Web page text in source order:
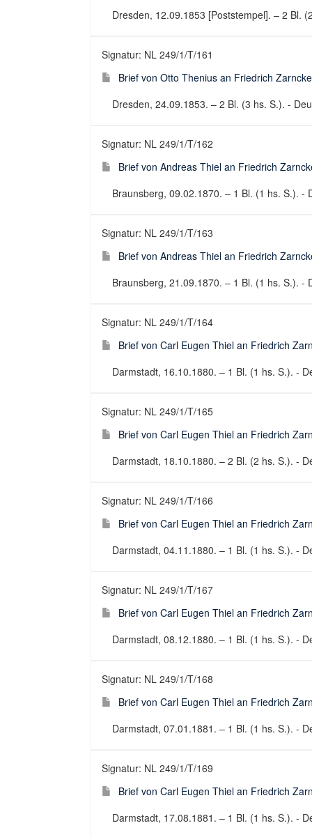
Dresden, 12.09.1853 [Poststempel]. – 2 Bl.
Signatur: NL 249/1/T/161
Brief von Otto Thenius an Friedrich
Dresden, 24.09.1853. – 2 Bl. (3 hs. S.). -
Signatur: NL 249/1/T/162
Brief von Andreas Thiel an Friedrich
Braunsberg, 09.02.1870. – 1 Bl. (1 hs. S.). -
Signatur: NL 249/1/T/163
Brief von Andreas Thiel an Friedrich
Braunsberg, 21.09.1870. – 1 Bl. (1 hs. S.). -
Signatur: NL 249/1/T/164
Brief von Carl Eugen Thiel an Friedrich
Darmstadt, 16.10.1880. – 1 Bl. (1 hs. S.). -
Signatur: NL 249/1/T/165
Brief von Carl Eugen Thiel an Friedrich
Darmstadt, 18.10.1880. – 2 Bl. (2 hs. S.). -
Signatur: NL 249/1/T/166
Brief von Carl Eugen Thiel an Friedrich
Darmstadt, 04.11.1880. – 1 Bl. (1 hs. S.). -
Signatur: NL 249/1/T/167
Brief von Carl Eugen Thiel an Friedrich
Darmstadt, 08.12.1880. – 1 Bl. (1 hs. S.). -
Signatur: NL 249/1/T/168
Brief von Carl Eugen Thiel an Friedrich
Darmstadt, 07.01.1881. – 1 Bl. (1 hs. S.). -
Signatur: NL 249/1/T/169
Brief von Carl Eugen Thiel an Friedrich
Darmstadt, 17.08.1881. – 1 Bl. (1 hs. S.). -